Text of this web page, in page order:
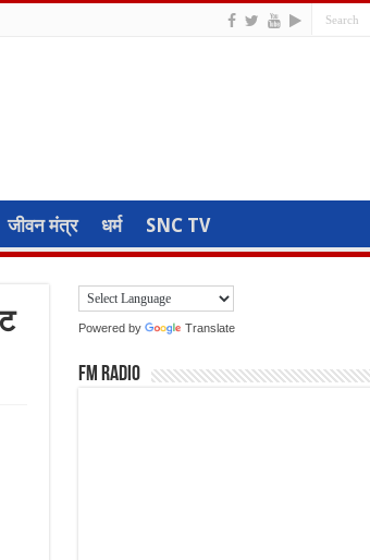
जीवन मंत्र धर्म SNC TV
Powered by Translate
FM Radio